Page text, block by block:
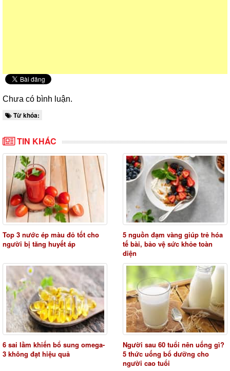
Chưa có bình luận.
Từ khóa:
TIN KHÁC
Top 3 nước ép màu đỏ tốt cho
người bị tăng huyết áp
5 nguồn đạm vàng giúp trẻ hóa
tế bài, bảo vệ sức khỏe toàn
diện
6 sai lầm khiến bổ sung omega-
3 không đạt hiệu quả
Người sau 60 tuổi nên uống gì?
5 thức uống bổ dưỡng cho
người cao tuổi